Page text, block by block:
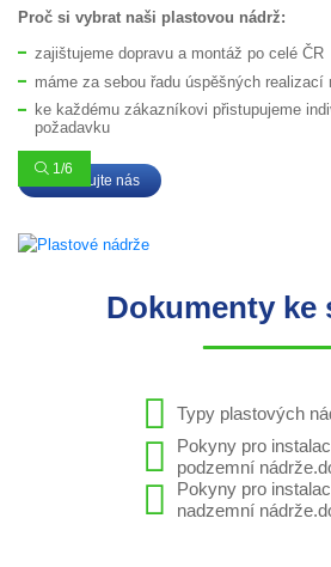
Proč si vybrat naši plastovou nádrž:
zajištujeme dopravu a montáž po celé ČR
máme za sebou řadu úspěšných realizací
ke každému zákazníkovi přistupujeme
požadavku
Kontaktujte nás
Dokumenty ke
Typy plastových
Pokyny pro
podzemní
Pokyny pro
nadzemní